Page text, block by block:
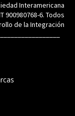
Interamericana
900980768-6. Todos
de la Integración